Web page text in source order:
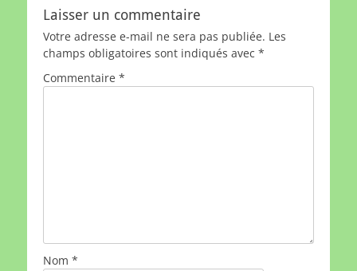
Laisser un commentaire
Votre adresse e-mail ne sera pas publiée. Les
champs obligatoires sont indiqués avec *
Commentaire *
Nom *